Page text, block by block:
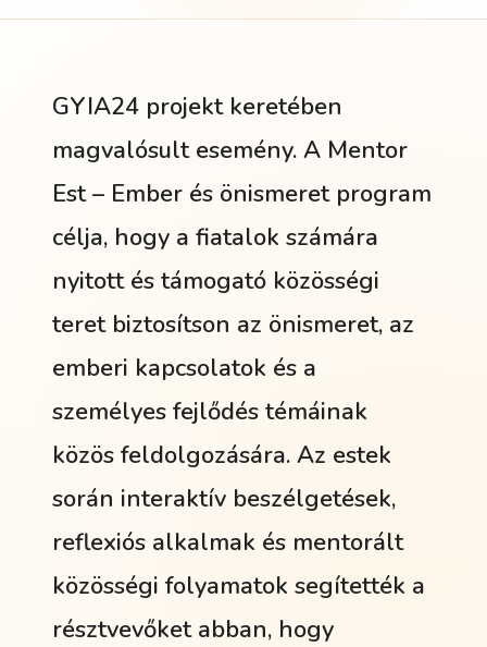
GYIA24 projekt keretében
magvalósult esemény. A Mentor
Est – Ember és önismeret program
célja, hogy a fiatalok számára
nyitott és támogató közösségi
teret biztosítson az önismeret, az
emberi kapcsolatok és a
személyes fejlődés témáinak
közös feldolgozására. Az estek
során interaktív beszélgetések,
reflexiós alkalmak és mentorált
közösségi folyamatok segítették a
résztvevőket abban, hogy